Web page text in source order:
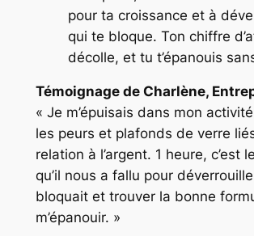
pour ta croissance et à
qui te bloque. Ton chiffre
décolle, et tu t’épanouis
Témoignage de Charlène,
« Je m’épuisais dans mon activité
les peurs et plafonds de verre
relation à l’argent. 1 heure, c’est
qu’il nous a fallu pour
bloquait et trouver la bonne
m’épanouir. »